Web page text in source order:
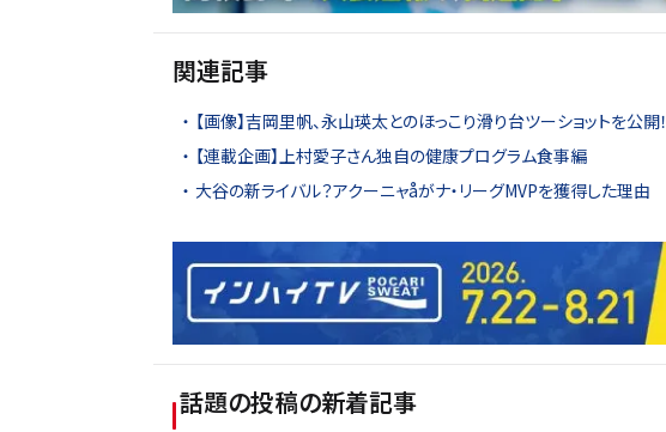
関連記事
【画像】吉岡里帆、永山瑛太とのほっこり滑り台ツーショットを公開！
【連載企画】上村愛子さん独自の健康プログラム食事編
大谷の新ライバル？アクーニャåがナ・リーグMVPを獲得した理由
話題の投稿の新着記事